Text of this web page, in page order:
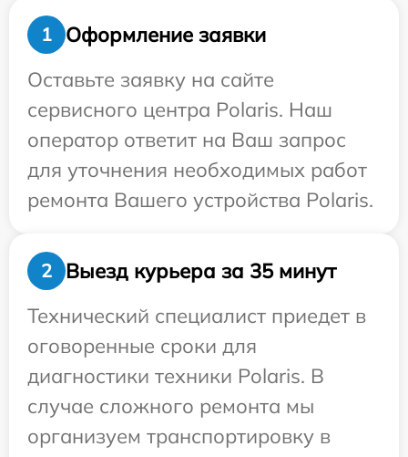
1
Оформление заявки
Оставьте заявку на сайте
сервисного центра Polaris. Наш
оператор ответит на Ваш запрос
для уточнения необходимых работ
ремонта Вашего устройства Polaris.
2
Выезд курьера за 35 минут
Технический специалист приедет в
оговоренные сроки для
диагностики техники Polaris. В
случае сложного ремонта мы
организуем транспортировку в